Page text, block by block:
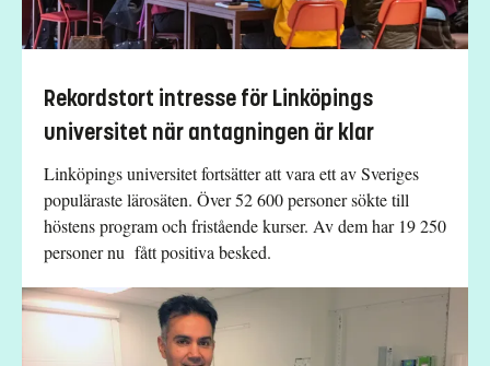
Rekordstort intresse för Linköpings
universitet när antagningen är klar
Linköpings universitet fortsätter att vara ett av Sveriges
populäraste lärosäten. Över 52 600 personer sökte till
höstens program och fristående kurser. Av dem har 19 250
personer nu fått positiva besked.